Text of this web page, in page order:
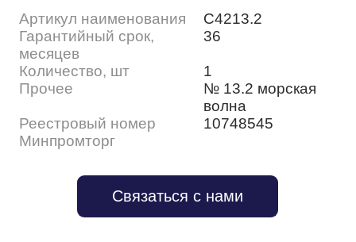
Артикул наименования
С4213.2
Гарантийный срок,
месяцев
36
Количество, шт
1
Прочее
№ 13.2 морская
волна
Реестровый номер
Минпромторг
10748545
Связаться с нами